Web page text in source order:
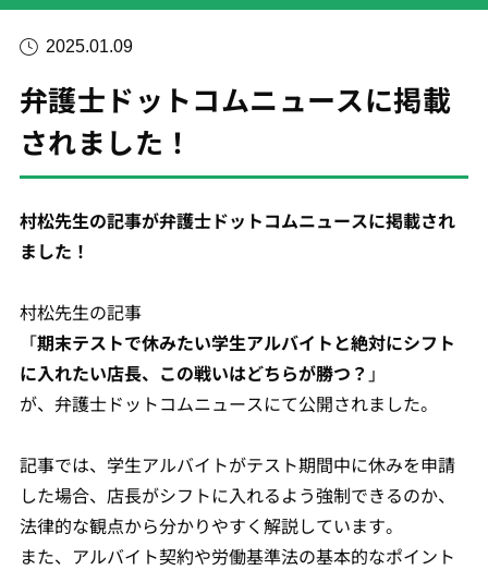
2025.01.09
弁護士ドットコムニュースに掲載
されました！
村松先生の記事が弁護士ドットコムニュースに掲載され
ました！
村松先生の記事
「期末テストで休みたい学生アルバイトと絶対にシフト
に入れたい店長、この戦いはどちらが勝つ？ 」
が、弁護士ドットコムニュースにて公開されました。
記事では、学生アルバイトがテスト期間中に休みを申請
した場合、店長がシフトに入れるよう強制できるのか、
法律的な観点から分かりやすく解説しています。
また、アルバイト契約や労働基準法の基本的なポイント